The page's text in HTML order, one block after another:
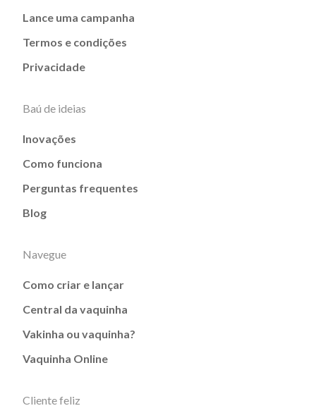
Lance uma campanha
Termos e condições
Privacidade
Baú de ideias
Inovações
Como funciona
Perguntas frequentes
Blog
Navegue
Como criar e lançar
Central da vaquinha
Vakinha ou vaquinha?
Vaquinha Online
Cliente feliz